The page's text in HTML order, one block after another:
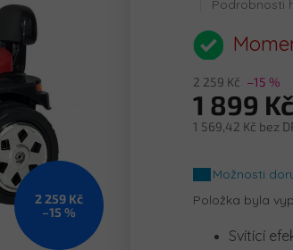
2 259 Kč
–15 %
Průměrné
produktu
je
z
5
hvězdiček.
Podrobnosti
2 259 Kč –15 %
1 899 Kč
1 569,42 Kč bez
cena:Možnosti
Položka byla
Svítící